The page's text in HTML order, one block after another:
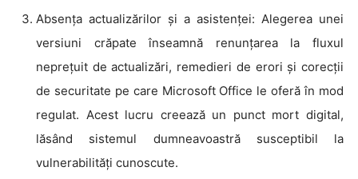
Absența actualizărilor și a asistenței: Alegerea unei
versiuni crăpate înseamnă renunțarea la fluxul
neprețuit de actualizări, remedieri de erori și corecții
de securitate pe care Microsoft Office le oferă în mod
regulat. Acest lucru creează un punct mort digital,
lăsând sistemul dumneavoastră susceptibil la
vulnerabilități cunoscute.